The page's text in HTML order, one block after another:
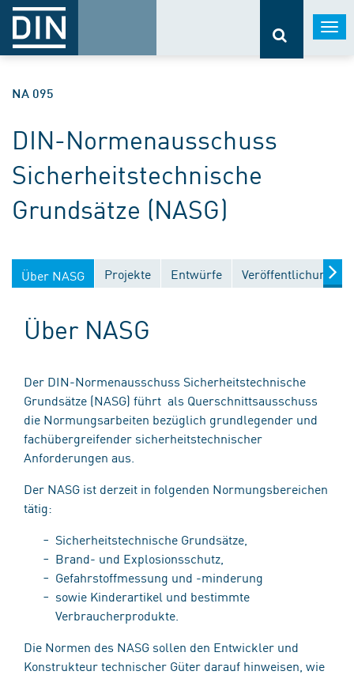
NA 095
DIN-Normenausschuss
Sicherheitstechnische
Grundsätze (NASG)
Über NASG Projekte Entwürfe Veröffentlichungen
Über NASG
Der DIN-Normenausschuss Sicherheitstechnische
Grundsätze (NASG) führt als Querschnittsausschuss
die Normungsarbeiten bezüglich grundlegender und
fachübergreifender sicherheitstechnischer
Anforderungen aus.
Der NASG ist derzeit in folgenden Normungsbereichen
tätig:
Sicherheitstechnische Grundsätze,
Brand- und Explosionsschutz,
Gefahrstoffmessung und -minderung
sowie Kinderartikel und bestimmte
Verbraucherprodukte.
Die Normen des NASG sollen den Entwickler und
Konstrukteur technischer Güter darauf hinweisen, wie